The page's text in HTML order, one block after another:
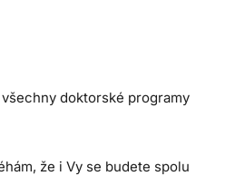
doktorské programy
že i Vy se budete spolu